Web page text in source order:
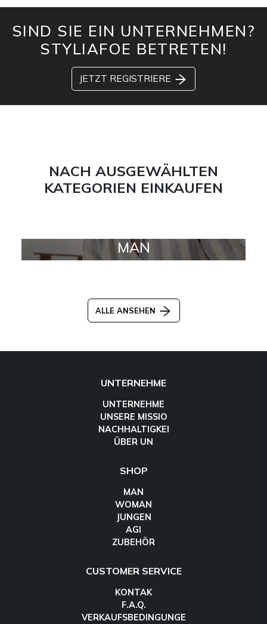
SIND SIE EIN UNTERNEHMEN?
STYLIAFOE BETRETEN!
JETZT REGISTRIERE
NACH AUSGEWÄHLTEN
KATEGORIEN EINKAUFEN
MAN
ALLE ANSEHEN
UNTERNEHME
UNTERNEHME
UNSERE MISSIO
NACHHALTIGKEI
ÜBER UN
SHOP
MAN
WOMAN
JUNGEN
AGI
ZUBEHÖR
CUSTOMER SERVICE
KONTAK
F.A.Q.
VERKAUFSBEDINGUNGE